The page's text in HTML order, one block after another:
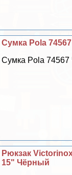
Сумка Pola
Сумка Pola
Рюкзак
15" Чёрный